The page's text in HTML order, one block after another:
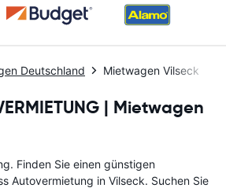
Deutschland Mietwagen Vilseck
| Mietwagen
Finden Sie einen günstigen
Autovermietung in Vilseck. Suchen Sie